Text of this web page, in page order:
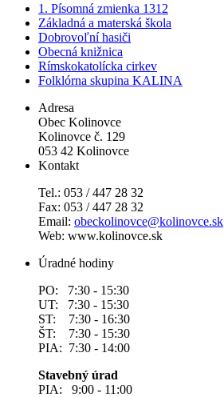
1. Písomná zmienka 1312
Základná a materská škola
Dobrovoľní hasiči
Obecná knižnica
Rímskokatolícka cirkev
Folklórna skupina KALINA
Adresa
Obec Kolinovce
Kolinovce č. 129
053 42 Kolinovce
Kontakt
Tel.: 053 / 447 28 32
Fax: 053 / 447 28 32
Email: obeckolinovce@kolinovce.sk
Web: www.kolinovce.sk
Úradné hodiny
PO: 7:30 - 15:30
UT: 7:30 - 15:30
ST: 7:30 - 16:30
ŠT: 7:30 - 15:30
PIA: 7:30 - 14:00
Stavebný úrad
PIA: 9:00 - 11:00